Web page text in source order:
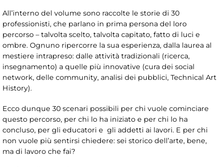
All’interno del volume sono raccolte le storie di 30
professionisti, che parlano in prima persona del loro
percorso – talvolta scelto, talvolta capitato, fatto di luci e
ombre. Ognuno ripercorre la sua esperienza, dalla laurea al
mestiere intrapreso: dalle attività tradizionali (ricerca,
insegnamento) a quelle più innovative (cura dei social
network, delle community, analisi dei pubblici, Technical Art
History).
Ecco dunque 30 scenari possibili per chi vuole cominciare
questo percorso, per chi lo ha iniziato e per chi lo ha
concluso, per gli educatori e gli addetti ai lavori. E per chi
non vuole più sentirsi chiedere: sei storico dell’arte, bene,
ma di lavoro che fai?